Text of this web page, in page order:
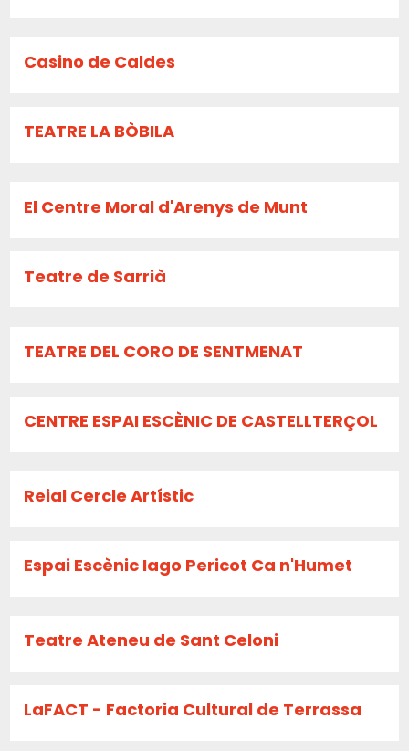
Casino de Caldes
TEATRE LA BÒBILA
El Centre Moral d'Arenys de Munt
Teatre de Sarrià
TEATRE DEL CORO DE SENTMENAT
CENTRE ESPAI ESCÈNIC DE CASTELLTERÇOL
Reial Cercle Artístic
Espai Escènic Iago Pericot Ca n'Humet
Teatre Ateneu de Sant Celoni
LaFACT - Factoria Cultural de Terrassa